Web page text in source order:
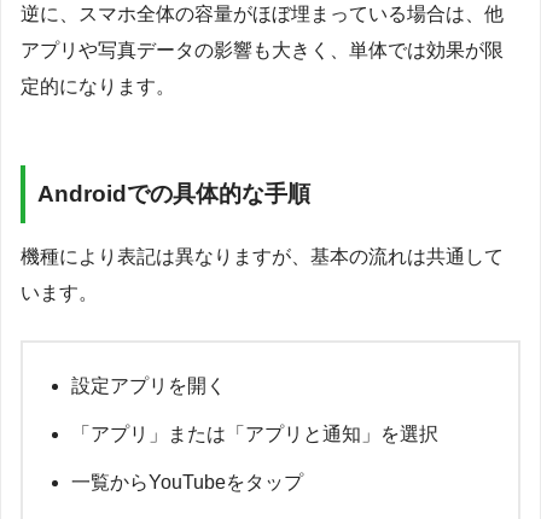
逆に、スマホ全体の容量がほぼ埋まっている場合は、他
アプリや写真データの影響も大きく、単体では効果が限
定的になります。
Androidでの具体的な手順
機種により表記は異なりますが、基本の流れは共通して
います。
設定アプリを開く
「アプリ」または「アプリと通知」を選択
一覧からYouTubeをタップ